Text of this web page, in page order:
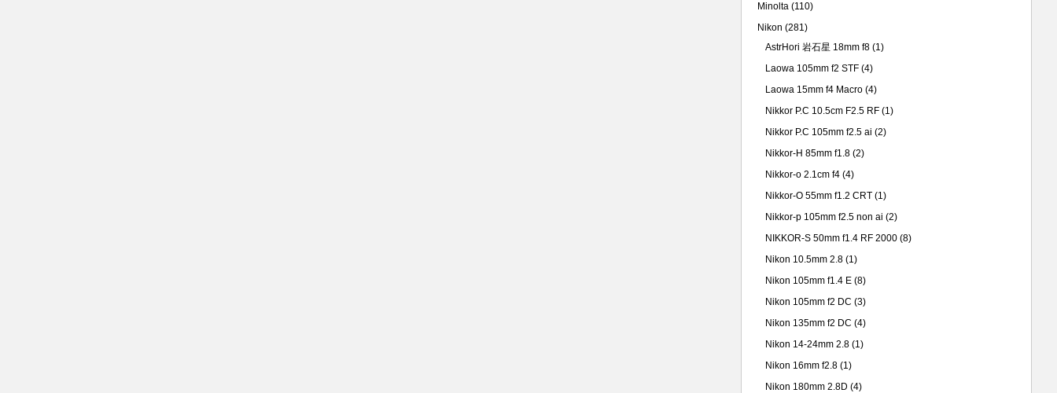
Minolta (110)
Nikon (281)
AstrHori 岩石星 18mm f8 (1)
Laowa 105mm f2 STF (4)
Laowa 15mm f4 Macro (4)
Nikkor P.C 10.5cm F2.5 RF (1)
Nikkor P.C 105mm f2.5 ai (2)
Nikkor-H 85mm f1.8 (2)
Nikkor-o 2.1cm f4 (4)
Nikkor-O 55mm f1.2 CRT (1)
Nikkor-p 105mm f2.5 non ai (2)
NIKKOR-S 50mm f1.4 RF 2000 (8)
Nikon 10.5mm 2.8 (1)
Nikon 105mm f1.4 E (8)
Nikon 105mm f2 DC (3)
Nikon 135mm f2 DC (4)
Nikon 14-24mm 2.8 (1)
Nikon 16mm f2.8 (1)
Nikon 180mm 2.8D (4)